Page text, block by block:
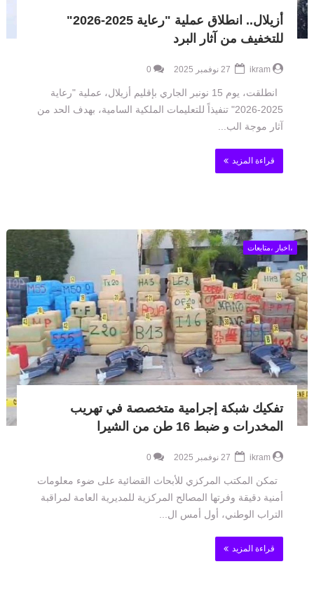
أزيلال.. انطلاق عملية "رعاية 2025-2026"
للتخفيف من آثار البرد
ikram
0
انطلقت، يوم 15 نونبر الجاري بإقليم أزيلال، عملية "رعاية
2025-2026" تنفيذاً للتعليمات الملكية السامية، بهدف الحد من
آثار موجة الب...
قراءة المزيد
،اخبار ،متابعات
تفكيك شبكة إجرامية متخصصة في تهريب
المخدرات و ضبط 16 طن من الشيرا
ikram
0
تمكن المكتب المركزي للأبحاث القضائية على ضوء معلومات
أمنية دقيقة وفرتها المصالح المركزية للمديرية العامة لمراقبة
التراب الوطني، أول أمس ال...
قراءة المزيد